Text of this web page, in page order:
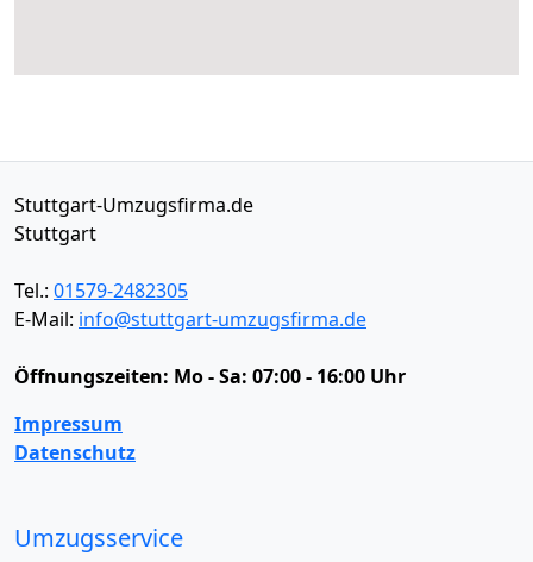
Stuttgart-Umzugsfirma.de
Stuttgart
Tel.: 01579-2482305
E-Mail: info@stuttgart-umzugsfirma.de
Öffnungszeiten: Mo - Sa: 07:00 - 16:00 Uhr
Impressum
Datenschutz
Umzugsservice